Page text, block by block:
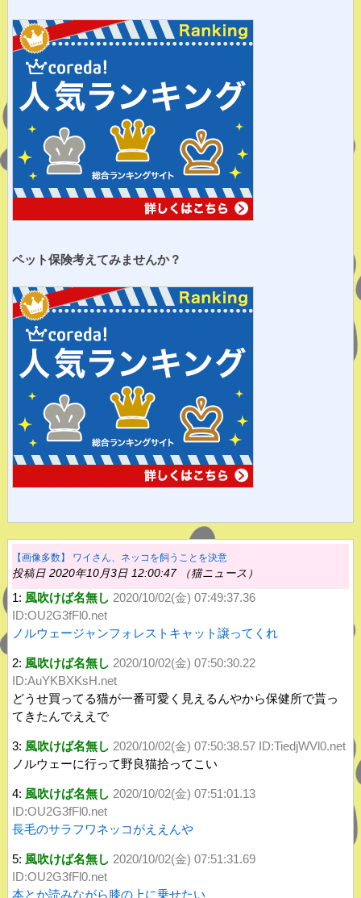
ペット保険考えてみませんか？
【画像多数】 ワイさん、ネッコを飼うことを決意
投稿日 2020年10月3日 12:00:47 （猫ニュース）
1: 風吹けば名無し 2020/10/02(金) 07:49:37.36
ID:OU2G3fFl0.net
ノルウェージャンフォレストキャット譲ってくれ
2: 風吹けば名無し 2020/10/02(金) 07:50:30.22
ID:AuYKBXKsH.net
どうせ買ってる猫が一番可愛く見えるんやから保健所で貰っ
てきたんでええで
3: 風吹けば名無し 2020/10/02(金) 07:50:38.57 ID:TiedjWVl0.net
ノルウェーに行って野良猫拾ってこい
4: 風吹けば名無し 2020/10/02(金) 07:51:01.13
ID:OU2G3fFl0.net
長毛のサラフワネッコがええんや
5: 風吹けば名無し 2020/10/02(金) 07:51:31.69
ID:OU2G3fFl0.net
本とか読みながら膝の上に乗せたい